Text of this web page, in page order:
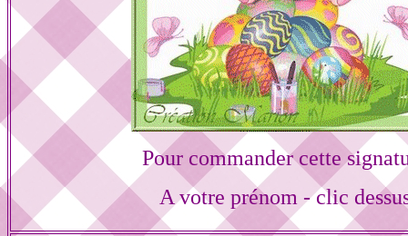
Pour commander cette
A votre prénom - clic